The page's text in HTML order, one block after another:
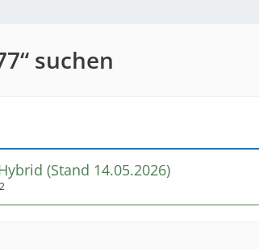
suchen
(Stand 14.05.2026)